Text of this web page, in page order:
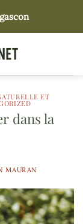
ET
dans la
MAURAN